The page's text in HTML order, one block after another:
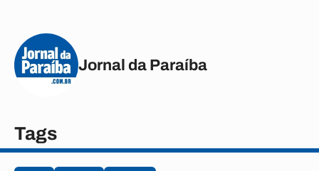
Jornal da Paraíba
Tags